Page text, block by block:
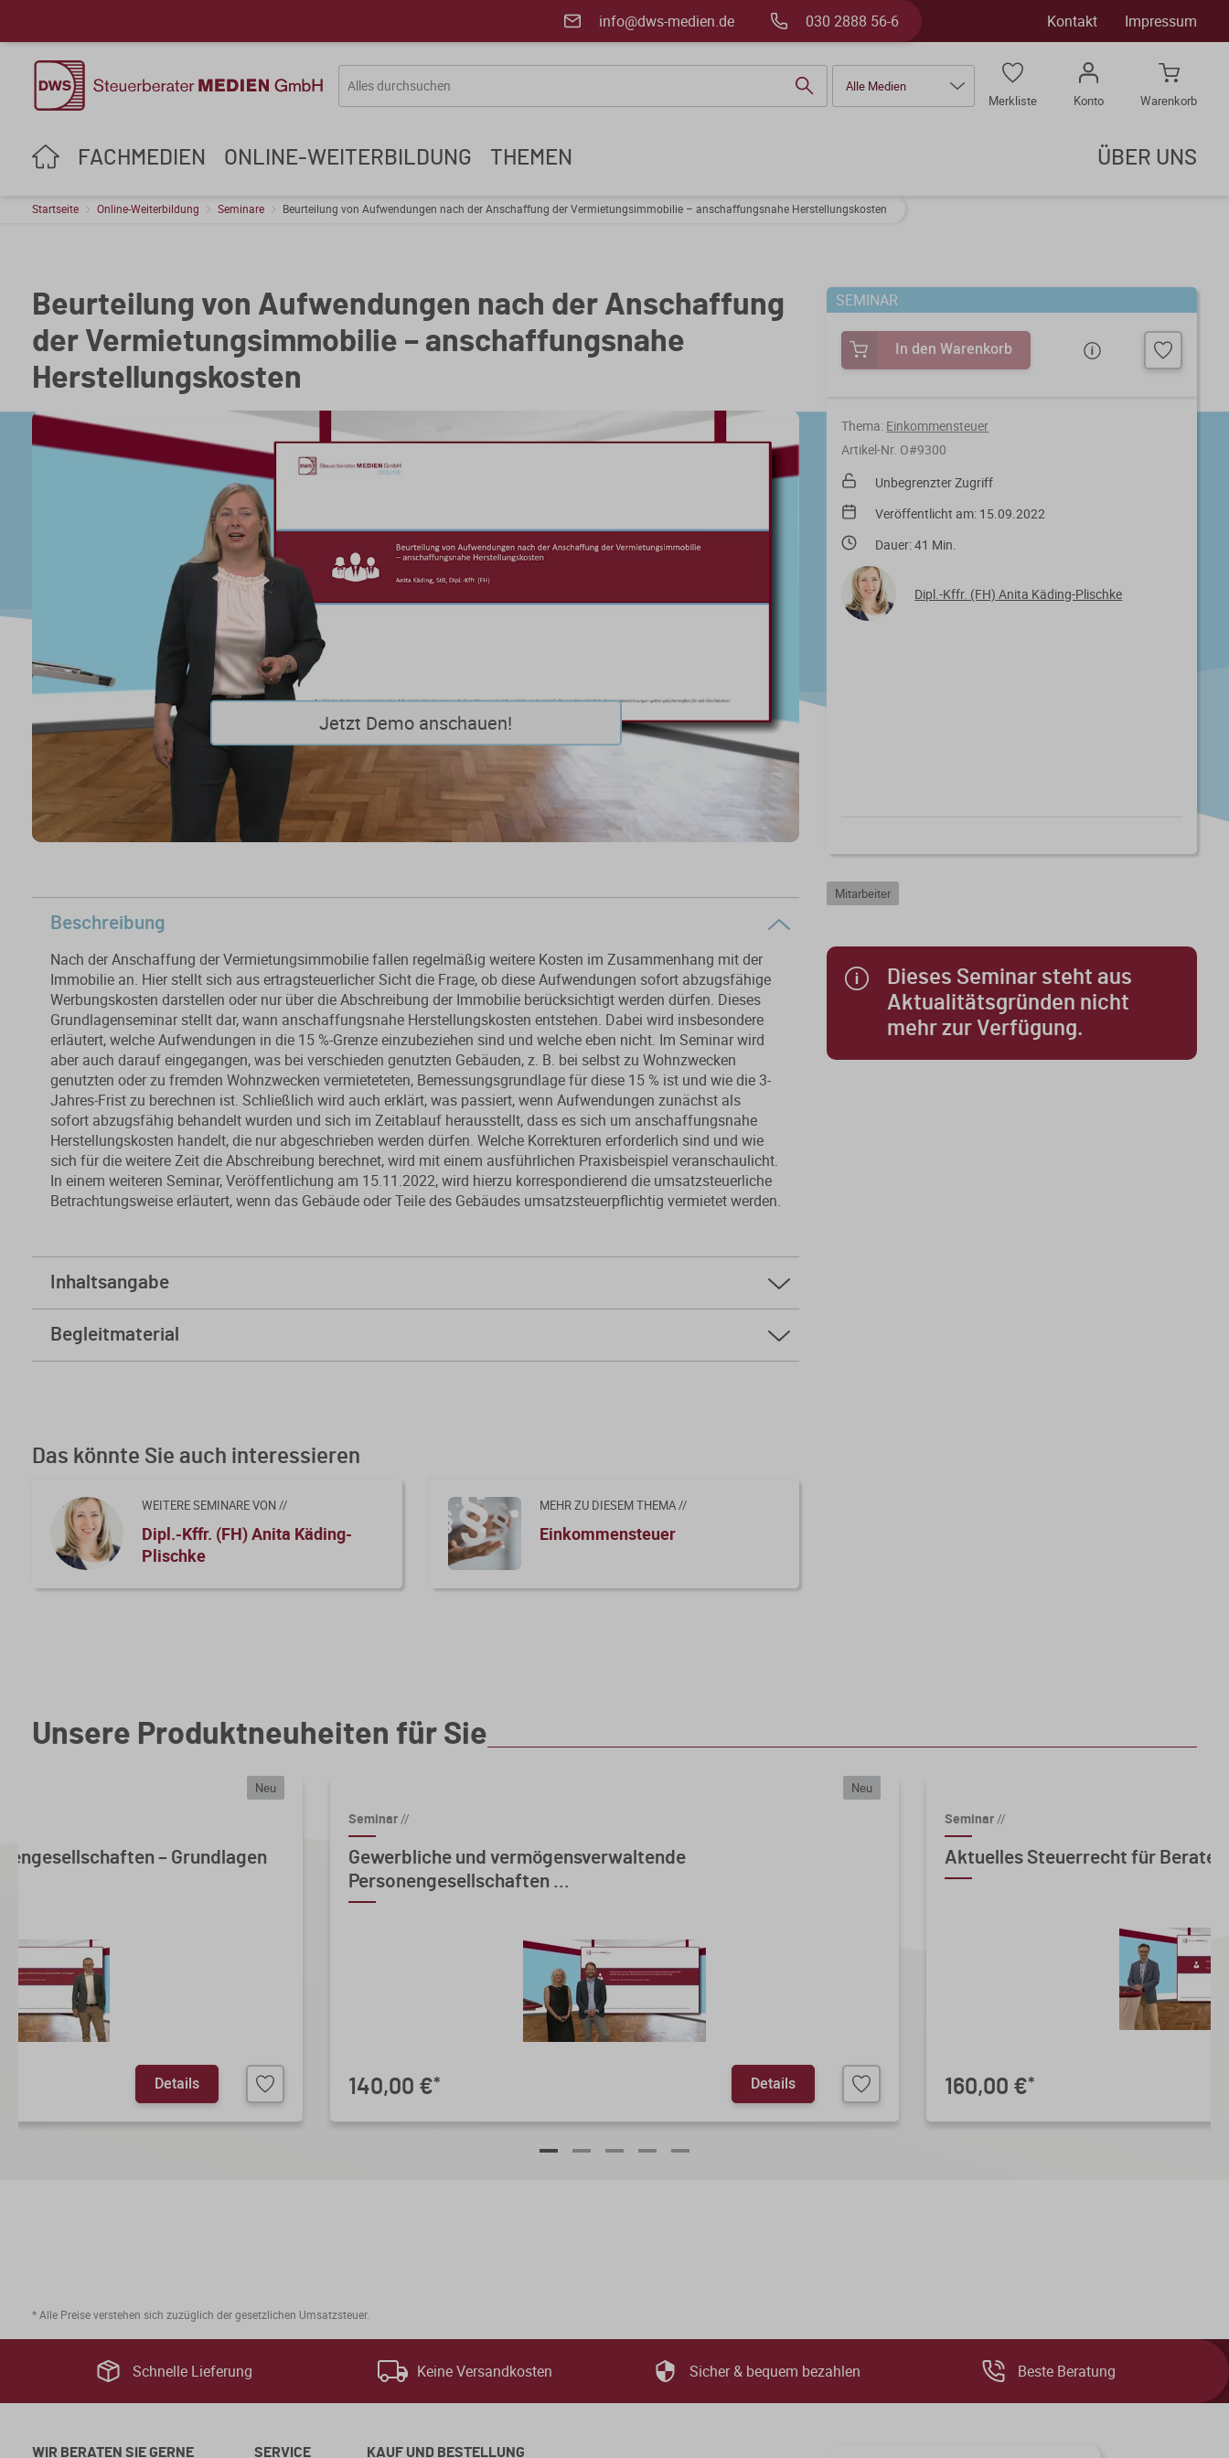
info@dws-medien.de 030 2888 56-6 Kontakt Impressum
Alle Medien
Merkliste
Konto Warenkorb
FACHMEDIEN ONLINE-WEITERBILDUNG THEMEN ÜBER UNS
Startseite Online-Weiterbildung Seminare Beurteilung von Aufwendungen nach der Anschaffung der Vermietungsimmobilie – anschaffungsnahe Herstellungskosten
Beurteilung von Aufwendungen nach der Anschaffung
der Vermietungsimmobilie – anschaffungsnahe
Herstellungskosten
Jetzt Demo anschauen!
SEMINAR
In den Warenkorb
Thema: Einkommensteuer
Artikel-Nr. O#9300
Unbegrenzter Zugriff
Veröffentlicht am: 15.09.2022
Dauer: 41 Min.
Dipl.-Kffr. (FH) Anita Käding-Plischke
Mitarbeiter
Dieses Seminar steht aus
Aktualitätsgründen nicht
mehr zur Verfügung.
Beschreibung
Nach der Anschaffung der Vermietungsimmobilie fallen regelmäßig weitere Kosten im Zusammenhang mit der
Immobilie an. Hier stellt sich aus ertragsteuerlicher Sicht die Frage, ob diese Aufwendungen sofort abzugsfähige
Werbungskosten darstellen oder nur über die Abschreibung der Immobilie berücksichtigt werden dürfen. Dieses
Grundlagenseminar stellt dar, wann anschaffungsnahe Herstellungskosten entstehen. Dabei wird insbesondere
erläutert, welche Aufwendungen in die 15 %-Grenze einzubeziehen sind und welche eben nicht. Im Seminar wird
aber auch darauf eingegangen, was bei verschieden genutzten Gebäuden, z. B. bei selbst zu Wohnzwecken
genutzten oder zu fremden Wohnzwecken vermieteteten, Bemessungsgrundlage für diese 15 % ist und wie die 3-
Jahres-Frist zu berechnen ist. Schließlich wird auch erklärt, was passiert, wenn Aufwendungen zunächst als
sofort abzugsfähig behandelt wurden und sich im Zeitablauf herausstellt, dass es sich um anschaffungsnahe
Herstellungskosten handelt, die nur abgeschrieben werden dürfen. Welche Korrekturen erforderlich sind und wie
sich für die weitere Zeit die Abschreibung berechnet, wird mit einem ausführlichen Praxisbeispiel veranschaulicht.
In einem weiteren Seminar, Veröffentlichung am 15.11.2022, wird hierzu korrespondierend die umsatzsteuerliche
Betrachtungsweise erläutert, wenn das Gebäude oder Teile des Gebäudes umsatzsteuerpflichtig vermietet werden.
Inhaltsangabe
1. Einführung
2. Prüfmaßstab 15-%-Grenze des Gebäudewertes
6. Nachträgliches Überschreiten der 15-%-Grenze
7. Zeitpunkt der Berücksichtigung der anschaffungsnahen Herstellungskosten
Begleitmaterial
Das könnte Sie auch interessieren
WEITERE SEMINARE VON //
Dipl.-Kffr. (FH) Anita Käding-
Plischke
MEHR ZU DIESEM THEMA //
Einkommensteuer
Unsere Produktneuheiten für Sie
Neu
– Grundlagen
Details
Neu
Seminar//
Gewerbliche und vermögensverwaltende
Personengesellschaften ...
140,00 €* Details
Seminar//
Aktuelles Steuerrecht für Berater
160,00 €*
* Alle Preise verstehen sich zuzüglich der gesetzlichen Umsatzsteuer.
Schnelle Lieferung Keine Versandkosten Sicher & bequem bezahlen Beste Beratung
WIR BERATEN SIE GERNE SERVICE KAUF UND BESTELLUNG